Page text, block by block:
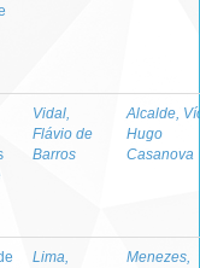
Vidal,
Flávio de
Barros
Alcalde,
Hugo
Casanova
Lima,
Menezes,